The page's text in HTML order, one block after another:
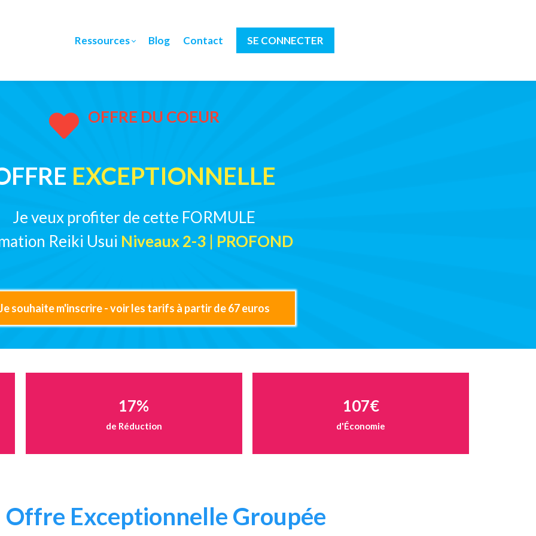
Ressources Blog Contact SE CONNECTER
OFFRE DU COEUR
EXCEPTIONNELLE
Je veux profiter de cette FORMULE
Reiki Usui Niveaux 2-3 | PROFOND
souhaite m'inscrire - voir les tarifs à partir de 67 euros
17%
de Réduction
107€
d'Économie
Offre Exceptionnelle Groupée